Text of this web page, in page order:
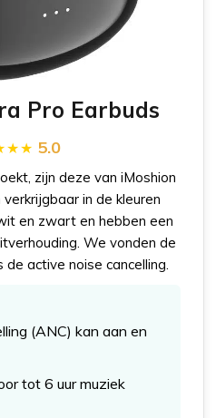
Pro Earbuds
5.0
zijn deze van iMoshion
in de kleuren
en zwart en hebben een
We vonden de
active noise cancelling.
(ANC) kan aan en
tot 6 uur muziek